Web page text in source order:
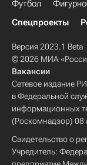
Футбол
Спецпроекты
Версия 2023.1 Beta
© 2026 МИА
Вакансии
Сетевое издание
в Федеральной
информационных
(Роскомнадзор) 08
Свидетельство о
Учредитель: